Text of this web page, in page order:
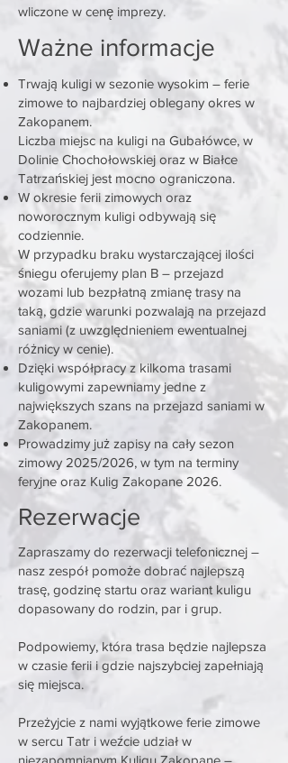
wliczone w cenę imprezy.
Ważne informacje
Trwają kuligi w sezonie wysokim – ferie
zimowe to najbardziej oblegany okres w
Zakopanem.
Liczba miejsc na kuligi na Gubałówce, w
Dolinie Chochołowskiej oraz w Białce
Tatrzańskiej jest mocno ograniczona.
W okresie ferii zimowych oraz
noworocznym kuligi odbywają się
codziennie.
W przypadku braku wystarczającej ilości
śniegu oferujemy plan B – przejazd
wozami lub bezpłatną zmianę trasy na
taką, gdzie warunki pozwalają na przejazd
saniami (z uwzględnieniem ewentualnej
różnicy w cenie).
Dzięki współpracy z kilkoma trasami
kuligowymi zapewniamy jedne z
największych szans na przejazd saniami w
Zakopanem.
Prowadzimy już zapisy na cały sezon
zimowy 2025/2026, w tym na terminy
feryjne oraz Kulig Zakopane 2026.
Rezerwacje
Zapraszamy do rezerwacji telefonicznej –
nasz zespół pomoże dobrać najlepszą
trasę, godzinę startu oraz wariant kuligu
dopasowany do rodzin, par i grup.
Podpowiemy, która trasa będzie najlepsza
w czasie ferii i gdzie najszybciej zapełniają
się miejsca.
Przeżyjcie z nami wyjątkowe ferie zimowe
w sercu Tatr i weźcie udział w
niezapomnianym Kuligu Zakopane –